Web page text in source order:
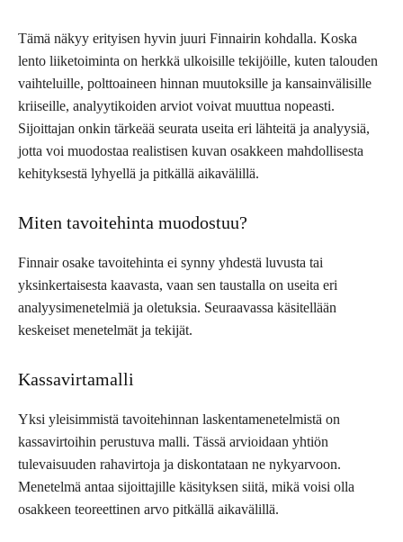
Tämä näkyy erityisen hyvin juuri Finnairin kohdalla. Koska
lento liiketoiminta on herkkä ulkoisille tekijöille, kuten talouden
vaihteluille, polttoaineen hinnan muutoksille ja kansainvälisille
kriiseille, analyytikoiden arviot voivat muuttua nopeasti.
Sijoittajan onkin tärkeää seurata useita eri lähteitä ja analyysiä,
jotta voi muodostaa realistisen kuvan osakkeen mahdollisesta
kehityksestä lyhyellä ja pitkällä aikavälillä.
Miten tavoitehinta muodostuu?
Finnair osake tavoitehinta ei synny yhdestä luvusta tai
yksinkertaisesta kaavasta, vaan sen taustalla on useita eri
analyysimenetelmiä ja oletuksia. Seuraavassa käsitellään
keskeiset menetelmät ja tekijät.
Kassavirtamalli
Yksi yleisimmistä tavoitehinnan laskentamenetelmistä on
kassavirtoihin perustuva malli. Tässä arvioidaan yhtiön
tulevaisuuden rahavirtoja ja diskontataan ne nykyarvoon.
Menetelmä antaa sijoittajille käsityksen siitä, mikä voisi olla
osakkeen teoreettinen arvo pitkällä aikavälillä.